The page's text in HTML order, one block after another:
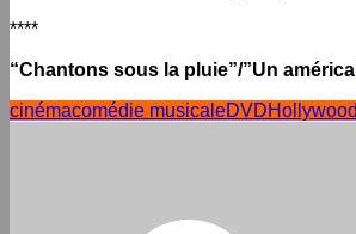
****
“Chantons sous la pluie”/”Un
cinémacomédie musicaleDVDHollywood